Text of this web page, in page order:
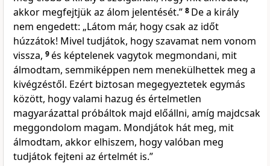
akkor megfejtjük az álom jelentését.” 8 De a király
nem engedett: „Látom már, hogy csak az időt
húzzátok! Mivel tudjátok, hogy szavamat nem vonom
vissza, 9és képtelenek vagytok megmondani, mit
álmodtam, semmiképpen nem menekülhettek meg a
kivégzéstől. Ezért biztosan megegyeztetek egymás
között, hogy valami hazug és értelmetlen
magyarázattal próbáltok majd előállni, amíg majdcsak
meggondolom magam. Mondjátok hát meg, mit
álmodtam, akkor elhiszem, hogy valóban meg
tudjátok fejteni az értelmét is.”